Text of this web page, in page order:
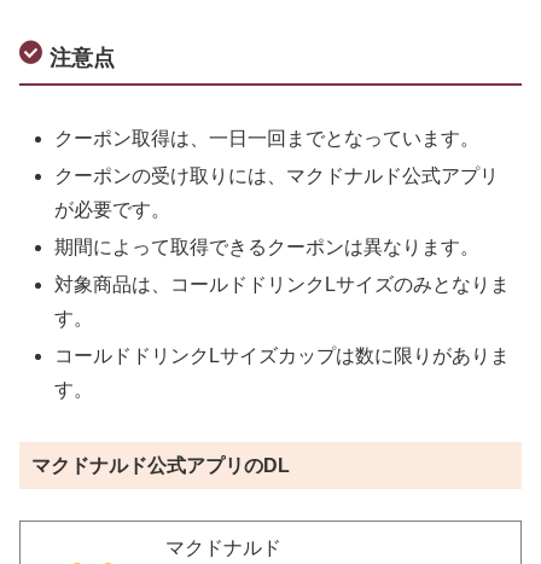
注意点
クーポン取得は、一日一回までとなっています。
クーポンの受け取りには、マクドナルド公式アプリ
が必要です。
期間によって取得できるクーポンは異なります。
対象商品は、コールドドリンクLサイズのみとなりま
す。
コールドドリンクLサイズカップは数に限りがありま
す。
マクドナルド公式アプリのDL
マクドナルド